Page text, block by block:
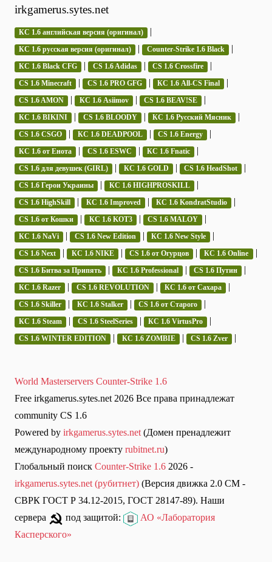
irkgamerus.sytes.net
КС 1.6 английская версия (оригинал) |
КС 1.6 русская версия (оригинал) | Counter-Strike 1.6 Black |
КС 1.6 Black CFG | CS 1.6 Adidas | CS 1.6 Crossfire |
CS 1.6 Minecraft | CS 1.6 PRO GFG | КС 1.6 All-CS Final |
CS 1.6 AMON | КС 1.6 Asiimov | CS 1.6 BEAV!SE |
КС 1.6 BIKINI | CS 1.6 BLOODY | КС 1.6 Русский Мясник |
CS 1.6 CSGO | КС 1.6 DEADPOOL | CS 1.6 Energy |
КС 1.6 от Енота | CS 1.6 ESWC | КС 1.6 Fnatic |
CS 1.6 для девушек (GIRL) | КС 1.6 GOLD | CS 1.6 HeadShot |
CS 1.6 Герои Украины | КС 1.6 HIGHPROSKILL |
CS 1.6 HighSkill | КС 1.6 Improved | КС 1.6 KondratStudio |
CS 1.6 от Кошки | КС 1.6 KOT3 | CS 1.6 MALOY |
КС 1.6 NaVi | CS 1.6 New Edition | КС 1.6 New Style |
CS 1.6 Next | КС 1.6 NIKE | CS 1.6 от Огурцов | КС 1.6 Online |
CS 1.6 Битва за Припять | КС 1.6 Professional | CS 1.6 Путин |
КС 1.6 Razer | CS 1.6 REVOLUTION | КС 1.6 от Сахара |
CS 1.6 Skiller | КС 1.6 Stalker | CS 1.6 от Старого |
КС 1.6 Steam | CS 1.6 SteelSeries | КС 1.6 VirtusPro |
CS 1.6 WINTER EDITION | КС 1.6 ZOMBIE | CS 1.6 Zver |
World Masterservers Counter-Strike 1.6
Free irkgamerus.sytes.net 2026 Все права принадлежат
community CS 1.6
Powered by irkgamerus.sytes.net (Домен пренадлежит
международному проекту rubitnet.ru)
Глобальный поиск Counter-Strike 1.6 2026 -
irkgamerus.sytes.net (рубитнет) (Версия движка 2.0 СМ -
СВРК ГОСТ Р 34.12-2015, ГОСТ 28147-89). Наши
сервера
под защитой:
АО «Лаборатория
Касперского»